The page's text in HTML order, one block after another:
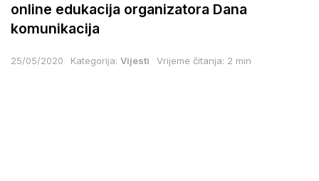
online edukacija organizatora Dana
komunikacija
25/05/2020 Kategorija: Vijesti Vrijeme čitanja: 2 min